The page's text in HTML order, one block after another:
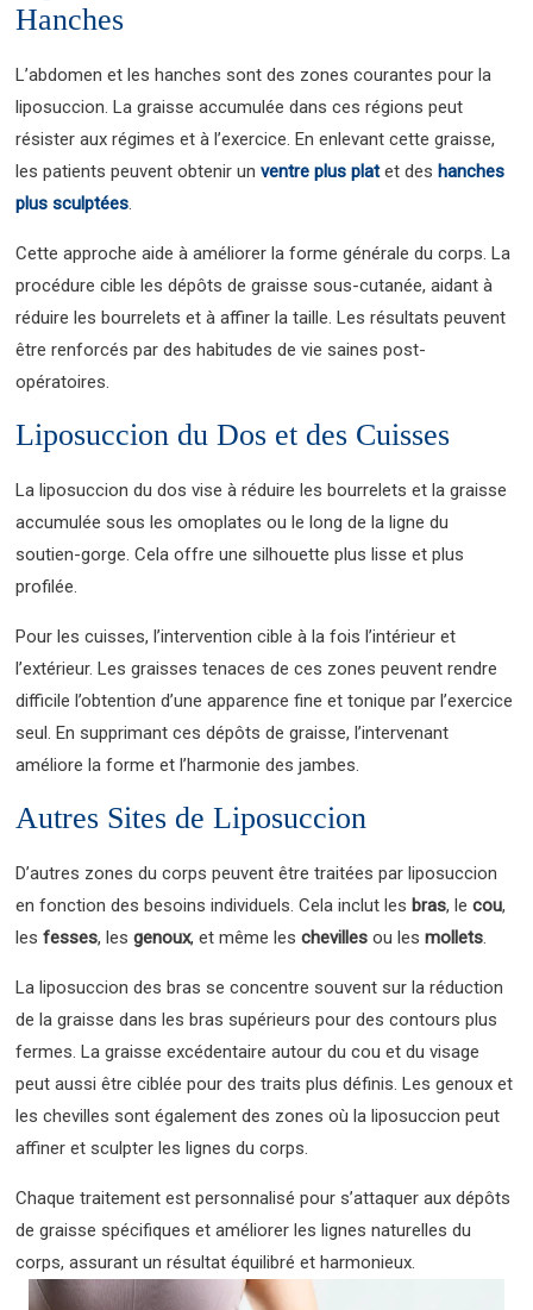
Hanches
L’abdomen et les hanches sont des zones courantes pour la
liposuccion. La graisse accumulée dans ces régions peut
résister aux régimes et à l’exercice. En enlevant cette graisse,
les patients peuvent obtenir unventre plus platet deshanches
plus sculptées.
Cette approche aide à améliorer la forme générale du corps. La
procédure cible les dépôts de graisse sous-cutanée, aidant à
réduire les bourrelets et à affiner la taille. Les résultats peuvent
être renforcés par des habitudes de vie saines post-
opératoires.
Liposuccion du Dos et des Cuisses
La liposuccion du dos vise à réduire les bourrelets et la graisse
accumulée sous les omoplates ou le long de la ligne du
soutien-gorge. Cela offre une silhouette plus lisse et plus
profilée.
Pour les cuisses, l’intervention cible à la fois l’intérieur et
l’extérieur. Les graisses tenaces de ces zones peuvent rendre
difficile l’obtention d’une apparence fine et tonique par l’exercice
seul. En supprimant ces dépôts de graisse, l’intervenant
améliore la forme et l’harmonie des jambes.
Autres Sites de Liposuccion
D’autres zones du corps peuvent être traitées par liposuccion
en fonction des besoins individuels. Cela inclut les bras, lecou,
lesfesses, lesgenoux, et même leschevilles ou lesmollets.
La liposuccion des bras se concentre souvent sur la réduction
de la graisse dans les bras supérieurs pour des contours plus
fermes. La graisse excédentaire autour du cou et du visage
peut aussi être ciblée pour des traits plus définis. Les genoux et
les chevilles sont également des zones où la liposuccion peut
affiner et sculpter les lignes du corps.
Chaque traitement est personnalisé pour s’attaquer aux dépôts
de graisse spécifiques et améliorer les lignes naturelles du
corps, assurant un résultat équilibré et harmonieux.